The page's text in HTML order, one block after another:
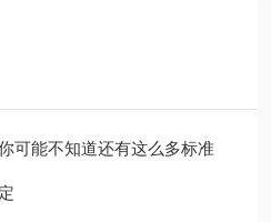
可能不知道还有这么多标准